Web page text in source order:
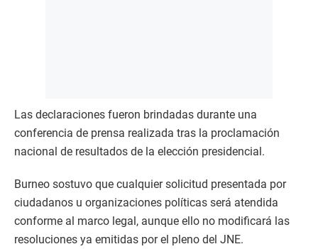
Las declaraciones fueron brindadas durante una
conferencia de prensa realizada tras la proclamación
nacional de resultados de la elección presidencial.
Burneo sostuvo que cualquier solicitud presentada por
ciudadanos u organizaciones políticas será atendida
conforme al marco legal, aunque ello no modificará las
resoluciones ya emitidas por el pleno del JNE.